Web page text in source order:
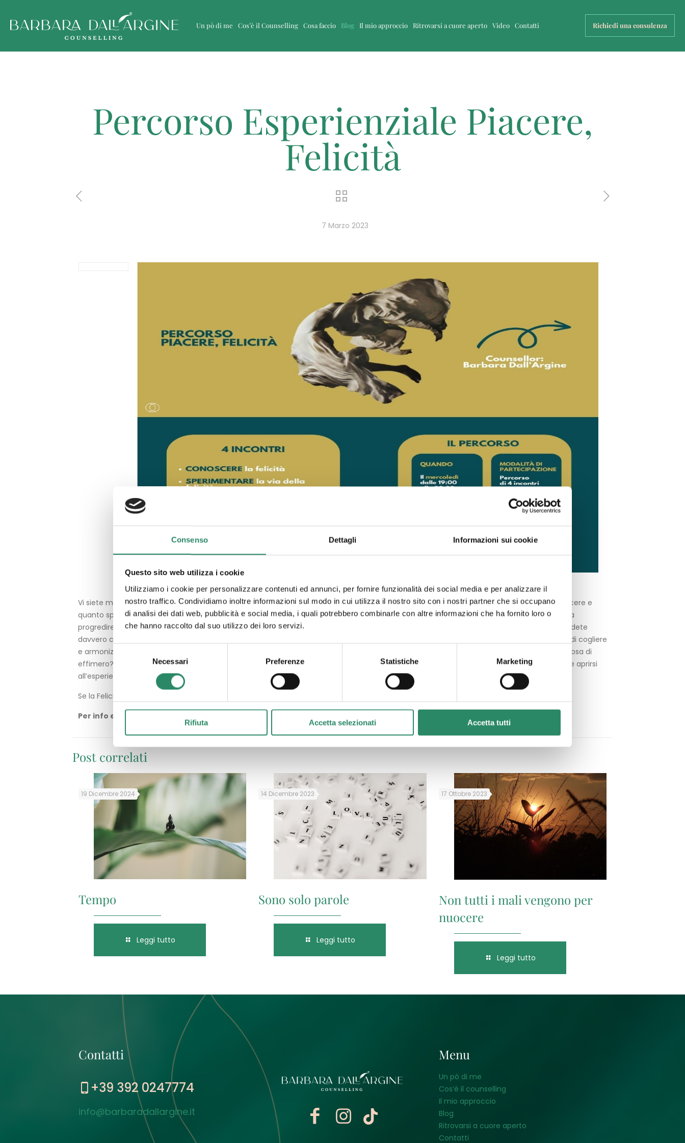
Consenso Dettagli Informazioni sui cookie
Questo sito web utilizza i cookie
Utilizziamo i cookie per personalizzare contenuti ed annunci, per fornire funzionalità dei social media e per analizzare il
nostro traffico. Condividiamo inoltre informazioni sul modo in cui utilizza il nostro sito con i nostri partner che si occupano
di analisi dei dati web, pubblicità e social media, i quali potrebbero combinarle con altre informazioni che ha fornito loro o
che hanno raccolto dal suo utilizzo dei loro servizi.
Selezione
del
Necessari Preferenze Statistiche Marketing
Rifiuta Accetta selezionati Accetta tutti
Un pò di me Cos’è il Counselling Cosa faccio Blog Il mio approccio Ritrovarsi a cuore aperto Video Contatti Richiedi una consulenza
Percorso Esperienziale Piacere,
Felicità
7 Marzo 2023
Vi siete mai domandati quale sia l’attivatore della felicità? E quale funzione abbia nella nostra vita? Vi siete mai soffermati sul termine piacere e
quanto spazio rivesta nella vostra vita? Vi siete guardati anche solo per qualche attimo dentro, ascoltando cosa vi muova, cosa vi spinga a
progredire, a motivare la vostra esistenza? E ancora, che differenza c’è tra il piacere edonistico e quello eudaimonico? Ma soprattutto credete
davvero che la felicità sia raggiungibile dall’esterno o potete prendere in considerazione che rappresenti un modo d’essere, una capacità di cogliere
e armonizzare il tutto senza esclusione e senza dualismo, perchè dove c’è separazione c’è disequilibrio e senza equilibrio la felicità è qualcosa di
effimero? Questo e molto altro è materiale “pratico” del percorso esperienziale “Piacere, Felicità”, bisogna solo mettere le “mani in pasta” e aprirsi
all’esperienza.
Se la Felicità è una scelta, voi cosa scegliete?
Per info e adesioni entro il 15 Marzo 2023 contattate: Ècate Caffè Libreria – Via Pomponazzi 9E Milano – Tel.3285755732
Post correlati
19 Dicembre 2024
Tempo
Leggi tutto
14 Dicembre 2023
Sono solo parole
Leggi tutto
17 Ottobre 2023
Non tutti i mali vengono per
nuocere
Leggi tutto
Contatti
+39 392 0247774
info@barbaradallargine.it
Menu
Un pò di me
Cos’è il counselling
Il mio approccio
Blog
Ritrovarsi a cuore aperto
Contatti